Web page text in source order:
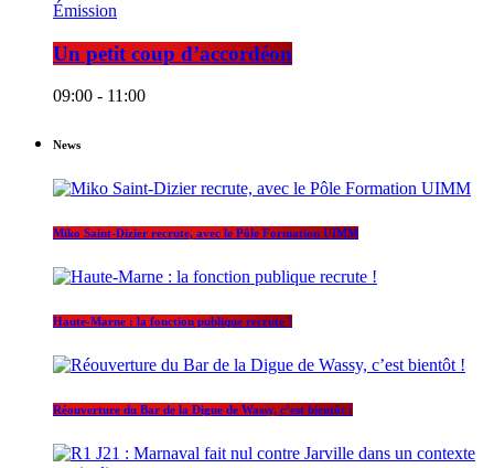
Émission
Un petit coup d’accordéon
09:00 - 11:00
News
Miko Saint-Dizier recrute, avec le Pôle Formation UIMM
Haute-Marne : la fonction publique recrute !
Réouverture du Bar de la Digue de Wassy, c’est bientôt !